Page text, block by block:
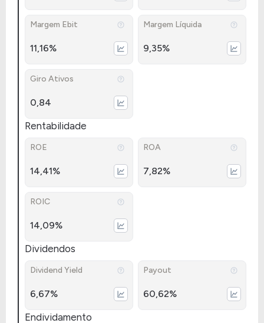
Margem Ebit
11,16%
Margem Líquida
9,35%
Giro Ativos
0,84
Rentabilidade
ROE
14,41%
ROA
7,82%
ROIC
14,09%
Dividendos
Dividend Yield
6,67%
Payout
60,62%
Endividamento